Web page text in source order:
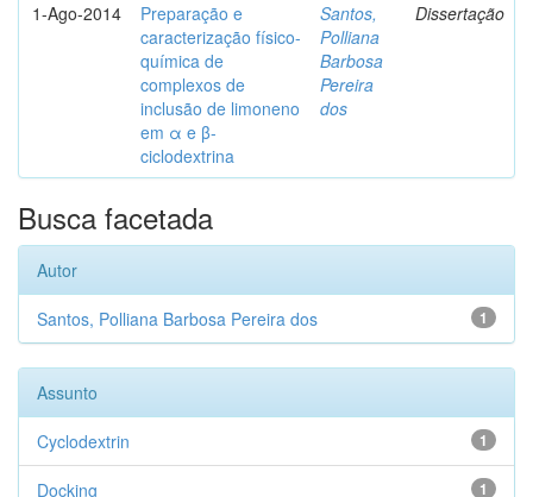
1-Ago-2014
Preparação e
caracterização físico-
química de
complexos de
inclusão de limoneno
em α e β-
ciclodextrina
Santos,
Polliana
Barbosa
Pereira
dos
Dissertação
Busca facetada
Autor
1
Santos, Polliana Barbosa Pereira dos
Assunto
1
Cyclodextrin
1
Docking